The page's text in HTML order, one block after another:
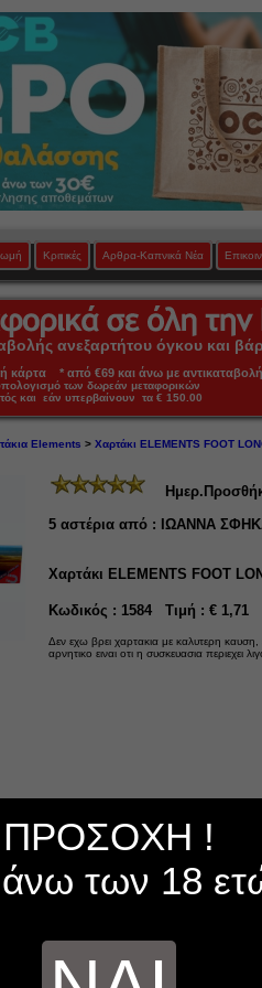
Κριτικές Αρθρα-Καπνικά Νέα
ανεξαρτήτου όγκου και
κάρτα * από €69 και άνω με αντικαταβολή
των δωρεάν μεταφορικών
και εάν υπερβαίνουν τα € 150.00
Elements > Χαρτάκι ELEMENTS FOOT
5 αστέρια από : ΙΩΑΝΝΑ
Χαρτάκι ELEMENTS FOOT
Κωδικός : 1584 Τιμή : € 1,71
Δεν εχω βρει χαρτακια με καλυτερη καυση,
αρνητικο ειναι οτι η συσκευασια περιεχει
ΠΡΟΣΟΧΗ !
άνω των 18